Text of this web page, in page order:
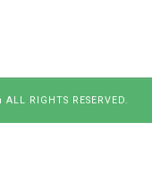
RIGHTS RESERVED.